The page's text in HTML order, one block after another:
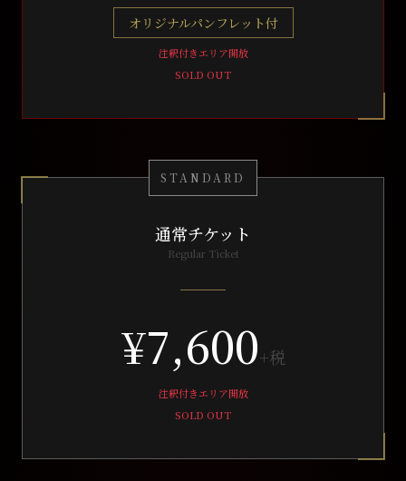
オリジナルパンフレット付
注釈付きエリア開放
SOLD OUT
STANDARD
通常チケット
Regular Ticket
¥7,600+税
注釈付きエリア開放
SOLD OUT